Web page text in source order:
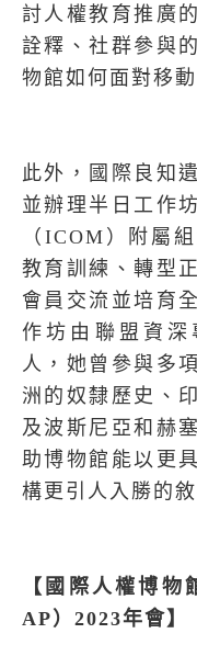
討人權教育推廣
詮釋、社群參與
物館如何面對移
此外，國際良知
並辦理半日工作
（ ICOM ）附屬
教育訓練、轉型
會員交流並培育
作坊由聯盟資深
人，她曾參與多
洲的奴隸歷史、
及波斯尼亞和赫
助博物館能以更
構更引人入勝的
【國際人權博物
AP ） 2023年會】